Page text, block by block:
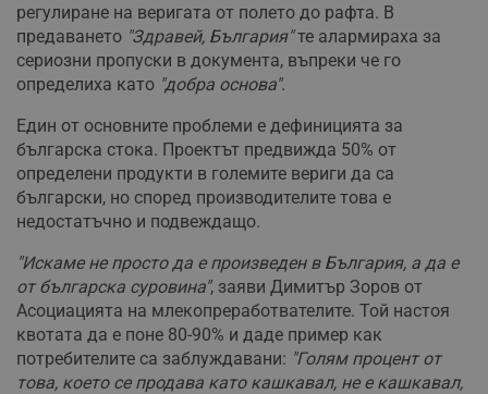
регулиране на веригата от полето до рафта. В
предаването "Здравей, България"те алармираха за
сериозни пропуски в документа, въпреки че го
определиха като "добра основа".
Един от основните проблеми е дефиницията за
българска стока. Проектът предвижда 50% от
определени продукти в големите вериги да са
български, но според производителите това е
недостатъчно и подвеждащо.
"Искаме не просто да е произведен в България, а да е
от българска суровина", заяви Димитър Зоров от
Асоциацията на млекопреработвателите. Той настоя
квотата да е поне 80-90% и даде пример как
потребителите са заблуждавани: "Голям процент от
това, което се продава като кашкавал, не е кашкавал,